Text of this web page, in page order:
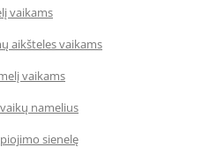
vaikams
aikšteles vaikams
vaikams
namelius
sienelę